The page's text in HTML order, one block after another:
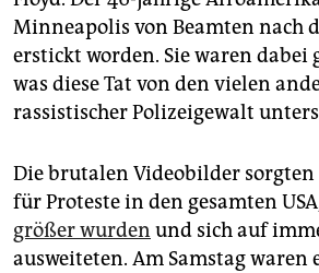
Minneapolis von Beamten nach
erstickt worden. Sie waren dabei
was diese Tat von den vielen
rassistischer Polizeigewalt
Die brutalen Videobilder
für Proteste in den gesamten
größer wurden und sich auf
ausweiteten. Am Samstag